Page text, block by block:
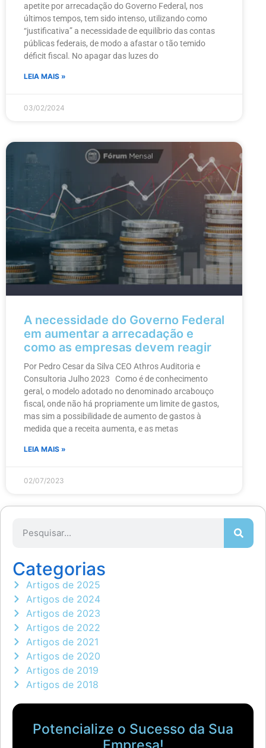
apetite por arrecadação do Governo Federal, nos
últimos tempos, tem sido intenso, utilizando como
“justificativa” a necessidade de equilíbrio das contas
públicas federais, de modo a afastar o tão temido
déficit fiscal. No apagar das luzes do
LEIA MAIS »
03/02/2024
A necessidade do Governo Federal
em aumentar a arrecadação e
como as empresas devem reagir
Por Pedro Cesar da Silva CEO Athros Auditoria e
Consultoria Julho 2023 Como é de conhecimento
geral, o modelo adotado no denominado arcabouço
fiscal, onde não há propriamente um limite de gastos,
mas sim a possibilidade de aumento de gastos à
medida que a receita aumenta, e as metas
LEIA MAIS »
02/07/2023
Categorias
Artigos de 2025
Artigos de 2024
Artigos de 2023
Artigos de 2022
Artigos de 2021
Artigos de 2020
Artigos de 2019
Artigos de 2018
Potencialize o Sucesso da Sua